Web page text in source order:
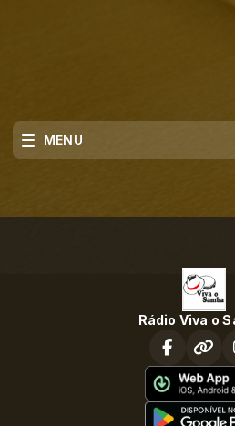
MENU
Rádio Viva o